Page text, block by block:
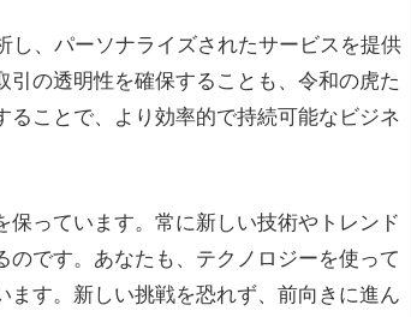
、パーソナライズされたサービスを提供
の透明性を確保することも、令和の虎た
ことで、より効率的で持続可能なビジネ
っています。常に新しい技術やトレンド
です。あなたも、テクノロジーを使って
す。新しい挑戦を恐れず、前向きに進ん